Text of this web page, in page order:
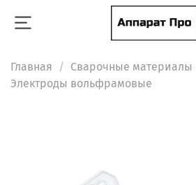
Главная
Сварочные материалы
Электроды вольфрамовые